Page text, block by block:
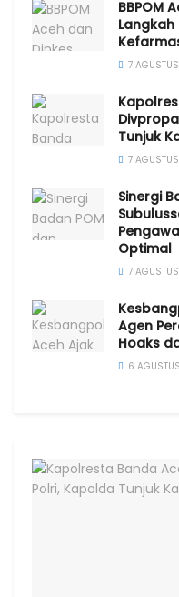
BBPOM
Langkah
7
Tunjuk
7
Sinergi
Optimal
7
Agen
Hoaks
6